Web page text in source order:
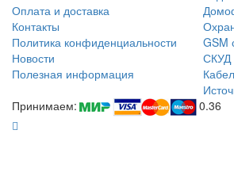
Оплата и доставка
Контакты
Политика конфиденциальности
GSM
Новости
СКУД
Полезная информация
Принимаем:
0.36